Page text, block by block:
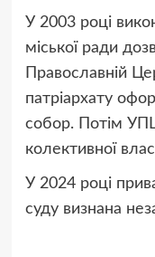
У 2003 році
міської ради
Православній
патріархату
собор. Потім
колективної
У 2024 році
суду визнана